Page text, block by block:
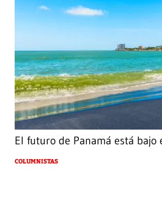
El futuro de Panamá está bajo
COLUMNISTAS